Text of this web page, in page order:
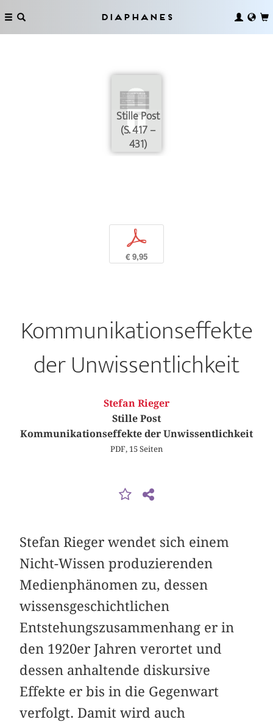
Diaphanes
Stille Post
(S. 417 –
431)
p
€ 9,95
Kommunikationseffekte
der Unwissentlichkeit
Stefan Rieger
Stille Post
Kommunikationseffekte der Unwissentlichkeit
PDF, 15 Seiten
Stefan Riegerwendet sich einem
Nicht-Wissen produzierenden
Medienphänomen zu, dessen
wissensgeschichtlichen
Entstehungszusammenhang er in
den 1920er Jahren verortet und
dessen anhaltende diskursive
Effekte er bis in die Gegenwart
verfolgt. Damit wird auch